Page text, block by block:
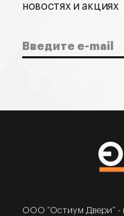
новостях и акциях
ООО “Остиум Двери” -